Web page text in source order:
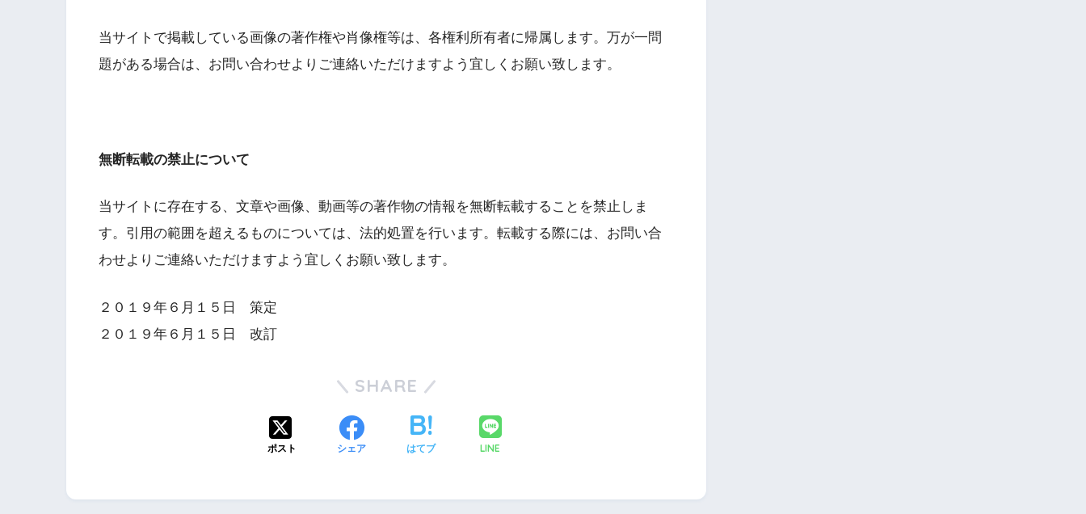
当サイトで掲載している画像の著作権や肖像権等は、各権利所有者に帰属します。万が一問
題がある場合は、お問い合わせよりご連絡いただけますよう宜しくお願い致します。
無断転載の禁止について
当サイトに存在する、文章や画像、動画等の著作物の情報を無断転載することを禁止しま
す。引用の範囲を超えるものについては、法的処置を行います。転載する際には、お問い合
わせよりご連絡いただけますよう宜しくお願い致します。
２０１９年６月１５日 策定
２０１９年６月１５日 改訂
SHARE
ポスト シェア はてブ LINE